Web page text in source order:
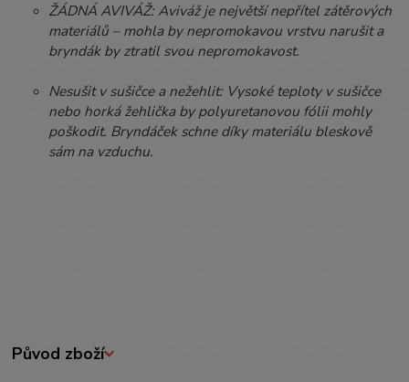
ŽÁDNÁ AVIVÁŽ: Aviváž je největší nepřítel zátěrových
materiálů – mohla by nepromokavou vrstvu narušit a
bryndák by ztratil svou nepromokavost.
Nesušit v sušičce a nežehlit: Vysoké teploty v sušičce
nebo horká žehlička by polyuretanovou fólii mohly
poškodit. Bryndáček schne díky materiálu bleskově
sám na vzduchu.
Původ zboží